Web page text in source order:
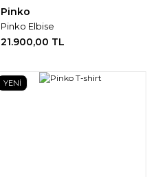
Pinko
Pinko Elbise
21.900,00 TL
YENİ